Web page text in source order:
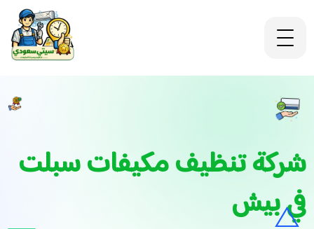
شركة تنظيف مكيفات سبلت
في بيش